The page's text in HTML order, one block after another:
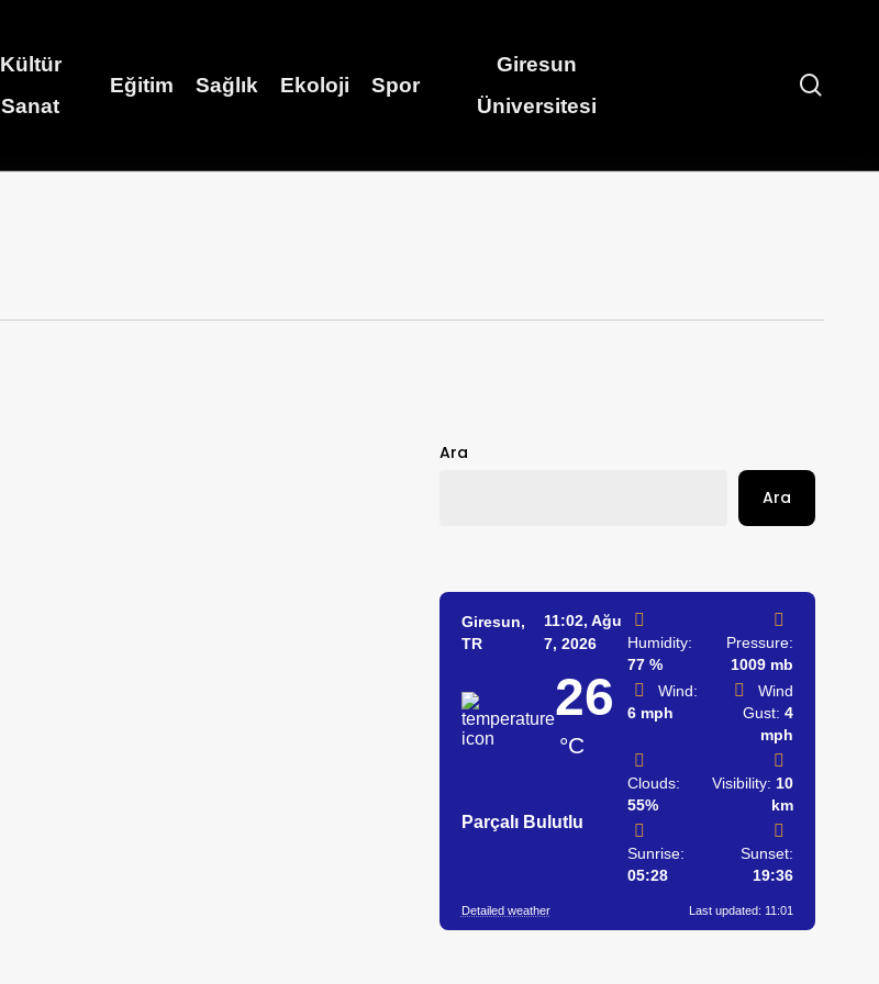
Kültür
Sanat
Eğitim Sağlık Ekoloji Spor
Giresun
Üniversitesi
Ara
Ara
Giresun,
TR
11:02,Ağu
7, 2026
26
°C
Parçalı Bulutlu
Humidity:
77 %
Pressure:
1009 mb
Wind:
6 mph
Wind
Gust: 4
mph
Clouds:
55%
Visibility: 10
km
Sunrise:
05:28
Sunset:
19:36
Detailed weather Last updated: 11:01